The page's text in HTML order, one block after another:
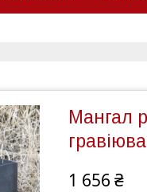
Мангал
1 656 ₴